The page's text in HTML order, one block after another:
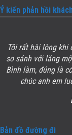
Ý kiến phản hồi
Tôi rất hài lòng khi
so sánh với lăng
Bình làm, đúng là
chúc anh em
Bản đồ đường đi